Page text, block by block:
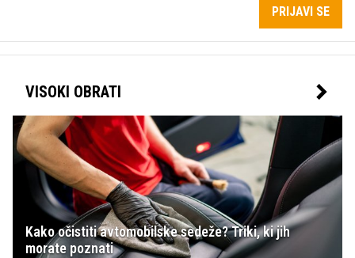
PRIJAVI SE
VISOKI OBRATI
Kako očistiti avtomobilske sedeže? Triki, ki jih
morate poznati